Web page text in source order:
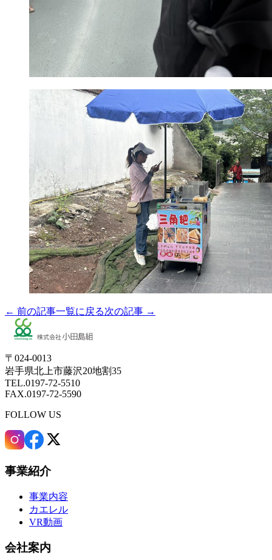
← 前の記事一覧に戻る次の記事 →
〒024-0013
岩手県北上市藤沢20地割35
TEL.0197-72-5510
FAX.0197-72-5590
FOLLOW US
事業紹介
事業内容
カエレル
VR動画
会社案内